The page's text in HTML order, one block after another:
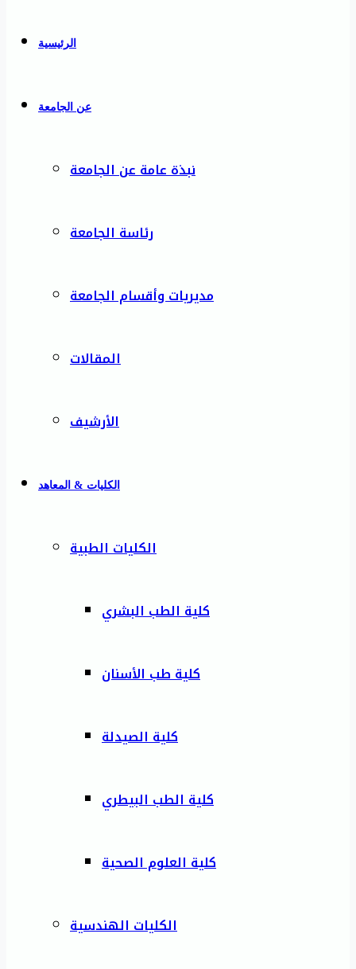
الرئيسية
عن الجامعة
نبذة عامة عن الجامعة
رئاسة الجامعة
مديريات وأقسام الجامعة
المقالات
الأرشيف
الكليات & المعاهد
الكليات الطبية
كلية الطب البشري
كلية طب الأسنان
كلية الصيدلة
كلية الطب البيطري
كلية العلوم الصحية
الكليات الهندسية